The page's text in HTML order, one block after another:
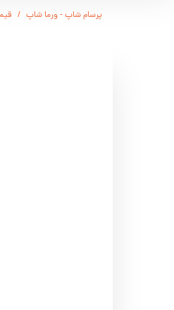
پرسام شاپ - ورما شاپ